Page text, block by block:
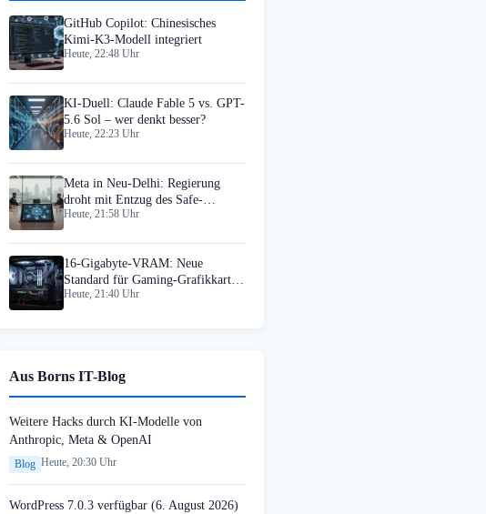
GitHub Copilot: Chinesisches
Kimi-K3-Modell integriert
Heute, 22:48 Uhr
KI-Duell: Claude Fable 5 vs. GPT-
5.6 Sol – wer denkt besser?
Heute, 22:23 Uhr
Meta in Neu-Delhi: Regierung
droht mit Entzug des Safe-
Harbour-Schutzes
Heute, 21:58 Uhr
16-Gigabyte-VRAM: Neue
Standard für Gaming-Grafikkarten
ab August
Heute, 21:40 Uhr
Aus Borns IT-Blog
Weitere Hacks durch KI-Modelle von
Anthropic, Meta & OpenAI
Blog Heute, 20:30 Uhr
WordPress 7.0.3 verfügbar (6. August 2026)